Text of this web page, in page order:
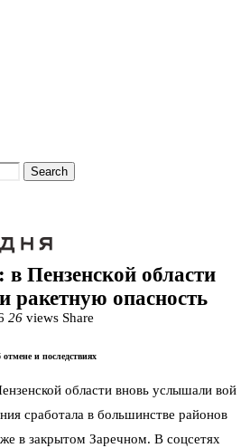
Search
Пензенской области
ракетную опасность
26 views Share
и последствиях
области вновь услышали вой
сработала в большинстве районов
в закрытом Заречном. В соцсетях